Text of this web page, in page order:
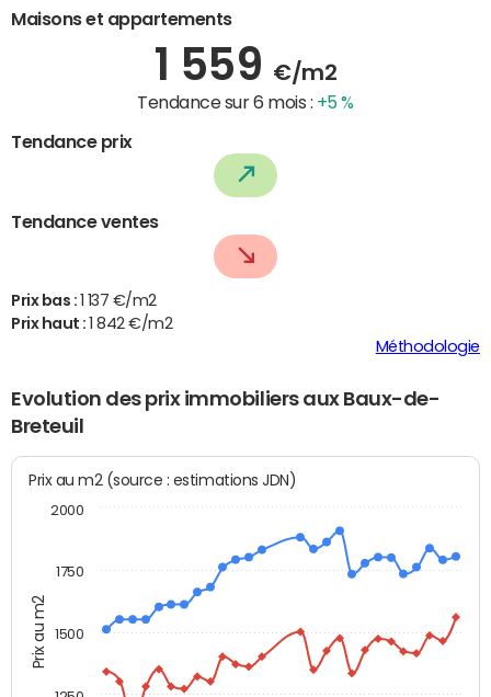
Maisons et appartements
1 559 €/m2
Tendance sur 6 mois : +5 %
Tendance prix
Tendance ventes
Prix bas :
1 137 €/m2
Prix haut :
1 842 €/m2
Méthodologie
Evolution des prix immobiliers aux Baux-de-
Breteuil
Prix au m2
Prix au m2 (source : estimations JDN)
1500
1750
2000